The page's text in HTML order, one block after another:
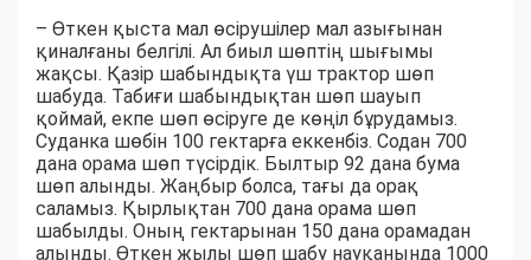
– Өткен қыста мал өсірушілер мал азығынан
қиналғаны белгілі. Ал биыл шөптің шығымы
жақсы. Қазір шабындықта үш трактор шөп
шабуда. Табиғи шабындықтан шөп шауып
қоймай, екпе шөп өсіруге де көңіл бұрудамыз.
Суданка шөбін 100 гектарға еккенбіз. Содан 700
дана орама шөп түсірдік. Былтыр 92 дана бума
шөп алынды. Жаңбыр болса, тағы да орақ
саламыз. Қырлықтан 700 дана орама шөп
шабылды. Оның гектарынан 150 дана орамадан
алынды. Өткен жылы шөп шабу науқанында 1000